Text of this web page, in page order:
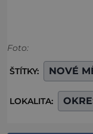
Foto:
ŠTÍTKY: NOVÉ
LOKALITA: